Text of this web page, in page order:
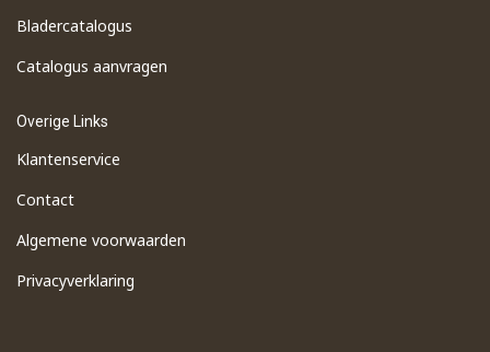
​Bladercatalogus
​Catalogus aanvragen
Overige Links
Klantenservice
Contact
Algemene voorwaarden
Privacyverklaring